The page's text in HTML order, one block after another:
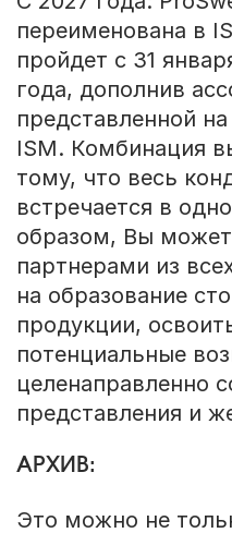
переименована в
пройдет с 31
года, дополнив
представленной
ISM. Комбинация
тому, что весь
встречается в
образом, Вы
партнерами из
на образование
продукции,
потенциальные
целенаправленно
представления и
АРХИВ:
Это можно не